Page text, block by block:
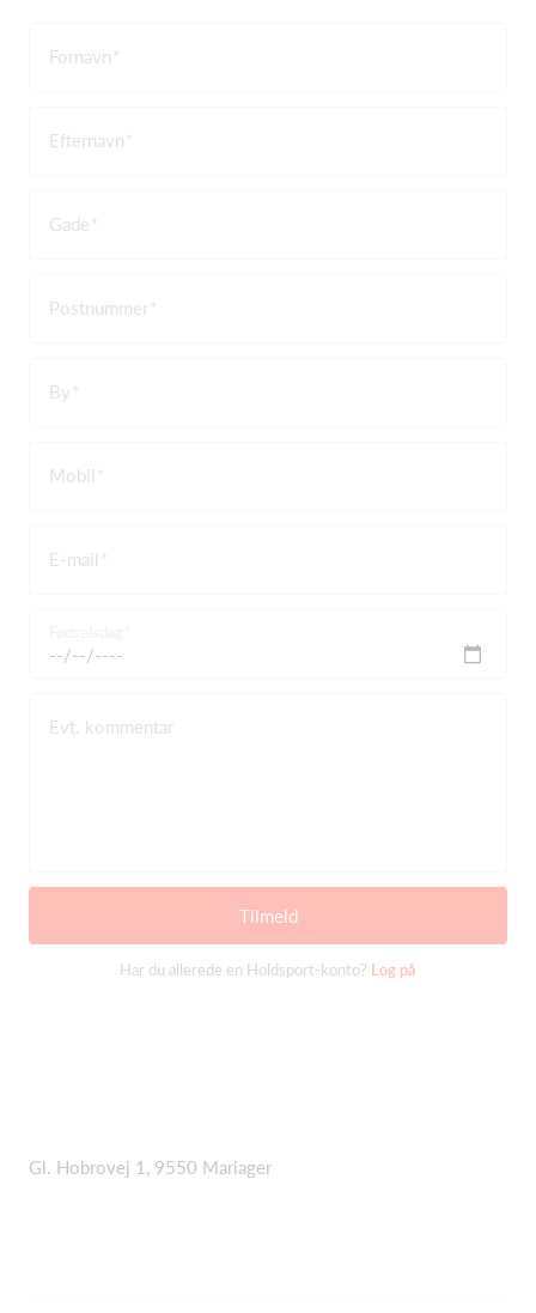
Fornavn
Efternavn
Gade
Postnummer
By
Mobil
E-mail
Evt. kommentar
Tilmeld
Har du allerede en Holdsport-konto? Log på
Gl. Hobrovej 1, 9550 Mariager